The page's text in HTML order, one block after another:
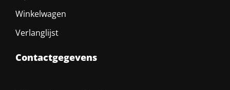
Winkelwagen
Verlanglijst
Contactgegevens